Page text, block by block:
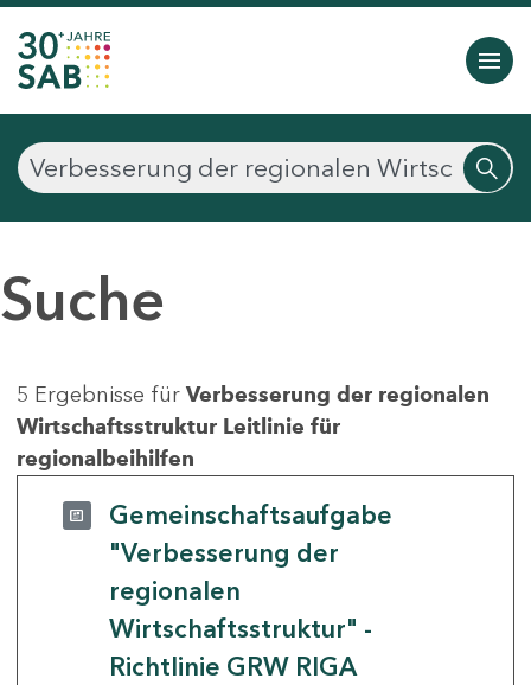
Suche
5 Ergebnisse für Verbesserung der regionalen
Wirtschaftsstruktur Leitlinie für
regionalbeihilfen
Gemeinschaftsaufgabe
"Verbesserung der
regionalen
Wirtschaftsstruktur" -
Richtlinie GRW RIGA